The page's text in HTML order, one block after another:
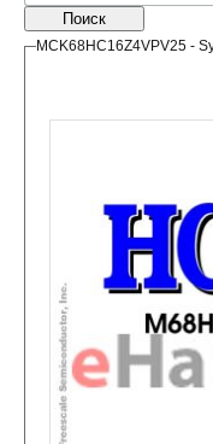
Поиск
MCK68HC16Z4VPV25 -